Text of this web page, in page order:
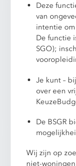
Deze
van
intentie
De functie
SGO);
Je kunt –
over een
De BSGR
Wij zijn op
niet-